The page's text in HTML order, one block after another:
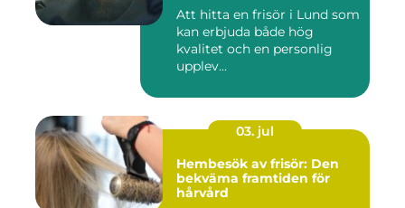
Att hitta en frisör i Lund som
kan erbjuda både hög
kvalitet och en personlig
upplev...
03. jul
Hembesök av frisör: Den
bekväma framtiden för
hårvård